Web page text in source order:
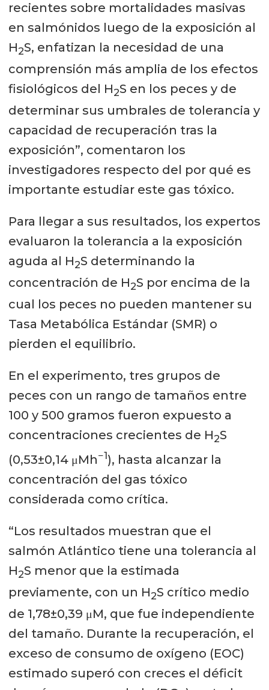
recientes sobre mortalidades masivas
en salmónidos luego de la exposición al
H2S, enfatizan la necesidad de una
comprensión más amplia de los efectos
fisiológicos del H2S en los peces y de
determinar sus umbrales de tolerancia y
capacidad de recuperación tras la
exposición”, comentaron los
investigadores respecto del por qué es
importante estudiar este gas tóxico.
Para llegar a sus resultados, los expertos
evaluaron la tolerancia a la exposición
aguda al H2S determinando la
concentración de H2S por encima de la
cual los peces no pueden mantener su
Tasa Metabólica Estándar (SMR) o
pierden el equilibrio.
En el experimento, tres grupos de
peces con un rango de tamaños entre
100 y 500 gramos fueron expuesto a
concentraciones crecientes de H2S
(0,53±0,14 μMh−1), hasta alcanzar la
concentración del gas tóxico
considerada como crítica.
“Los resultados muestran que el
salmón Atlántico tiene una tolerancia al
H2S menor que la estimada
previamente, con un H2S crítico medio
de 1,78±0,39 μM, que fue independiente
del tamaño. Durante la recuperación, el
exceso de consumo de oxígeno (EOC)
estimado superó con creces el déficit